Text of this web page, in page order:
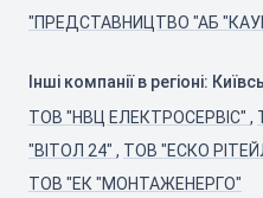
"ПРЕДСТАВНИЦТВО "АБ
Інші компанії в регіоні:
ТОВ "НВЦ ЕЛЕКТРОСЕРВІС" ,
"ВІТОЛ 24" , ТОВ "ЕСКО
ТОВ "ЕК "МОНТАЖЕНЕРГО"